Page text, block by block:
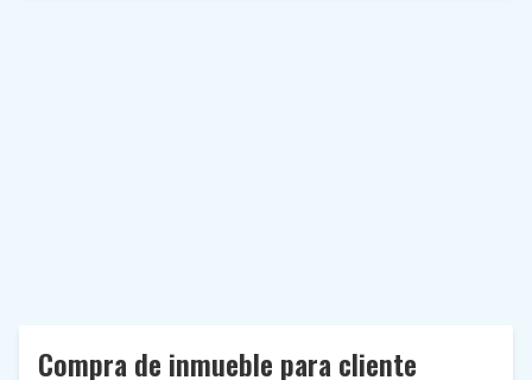
Compra de inmueble para cliente